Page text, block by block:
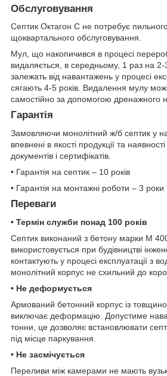
Обслуговування
Септик Октагон С не потребує
щоквартального обслуговування.
Мул, що накопичився в процесі
видаляється, в середньому, 1 раз на 2-
залежать від навантажень у процесі
сягають 4-5 років. Видалення мулу
самостійно за допомогою дренажного
Гарантія
Замовляючи монолітний ж/б септик у
впевнені в якості продукції та
документів і сертифікатів.
• Гарантія на септик – 10 років
• Гарантія на монтажні роботи – 3 роки
Переваги
• Термін служби понад 100 років
Септик виконаний з бетону марки М
використовується при будівництві
контактують у процесі експлуатації з
монолітний корпус не схильний до
• Не деформується
Армований бетонний корпус із
виключає деформацію. Допустиме
тонни, це дозволяє встановлювати
під місце паркування.
• Не засмічується
Переливи між камерами не мають